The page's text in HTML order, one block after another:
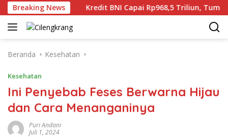
Langsung
ke
konten
Breaking News
Gaza Kredit BNI Capai Rp968,5 Triliun, Tumbuh
Beranda Kesehatan
Kesehatan
Ini Penyebab Feses Berwarna Hijau
dan Cara Menanganinya
Puri Andani
Juli 1, 2024